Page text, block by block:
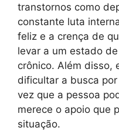
transtornos como
constante luta
feliz e a crença de
levar a um estado
crônico. Além disso,
dificultar a busca
vez que a pessoa
merece o apoio que
situação.